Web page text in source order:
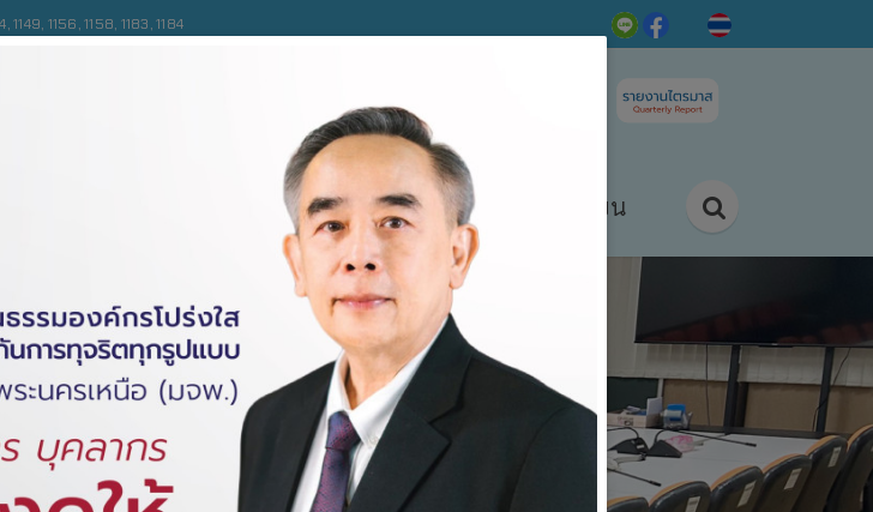
1156, 1158, 1183, 1184
ข่าวสาร/กิจกรรม ติดต่อ/ร้องเรียน